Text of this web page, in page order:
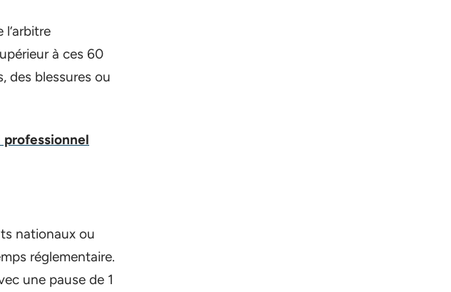
à ces 60
des blessures ou
nationaux ou
réglementaire.
une pause de 1